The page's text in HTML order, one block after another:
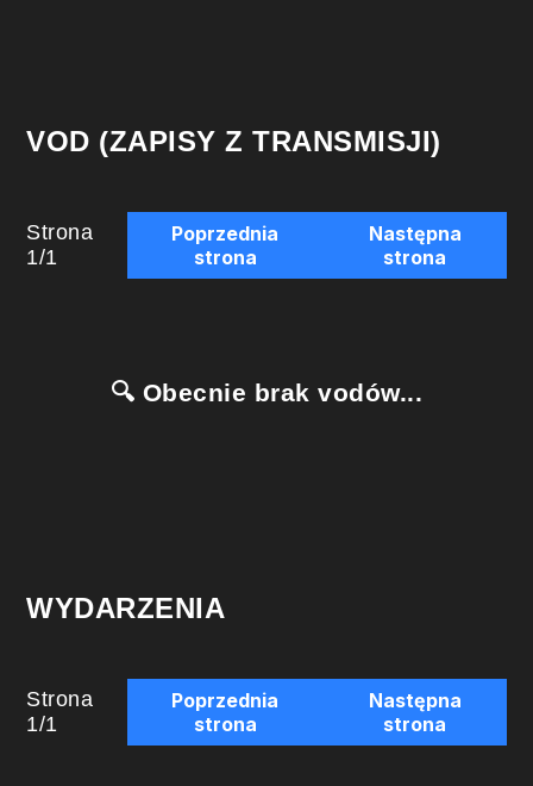
VOD (ZAPISY Z TRANSMISJI)
Strona
1/1
Poprzednia
strona
Następna
strona
🔍 Obecnie brak vodów...
WYDARZENIA
Strona
1/1
Poprzednia
strona
Następna
strona